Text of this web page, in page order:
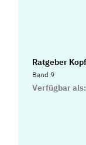
Ratgeber
Band 9
Verfügbar als: